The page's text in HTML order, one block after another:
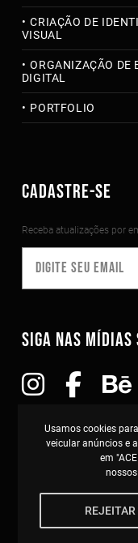
Usamos cookies
veicular anúncios e
em
nossos
REJEITAR
CRIAÇÃO DE
VISUAL
ORGANIZAÇÃO DE
DIGITAL
PORTFOLIO
CADASTRE-SE
Receba atualizações por
SIGA NAS MÍDIAS
TOSS Studio . Curitiba-